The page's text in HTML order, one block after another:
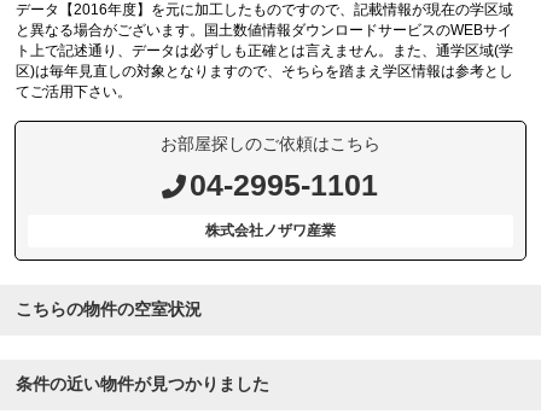
データ【2016年度】を元に加工したものですので、記載情報が現在の学区域
と異なる場合がございます。国土数値情報ダウンロードサービスのWEBサイ
ト上で記述通り、データは必ずしも正確とは言えません。また、通学区域(学
区)は毎年見直しの対象となりますので、そちらを踏まえ学区情報は参考とし
てご活用下さい。
お部屋探しのご依頼はこちら
04-2995-1101
株式会社ノザワ産業
こちらの物件の空室状況
条件の近い物件が見つかりました